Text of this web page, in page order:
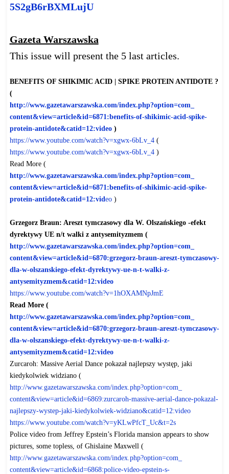
5S2gB6rBXMLujU
Gazeta Warszawska
This issue will present the 5 last articles.
BENEFITS OF SHIKIMIC ACID | SPIKE PROTEIN ANTIDOTE ?
(
http://www.gazetawarszawska.com/index.php?option=com_
content&view=article&id=6871:benefits-of-shikimic-acid-spike-
protein-antidote&catid=12:video)
https://www.youtube.com/watch?v=xgwx-6bLv_4(
https://www.youtube.com/watch?v=xgwx-6bLv_4)
Read More (
http://www.gazetawarszawska.com/index.php?option=com_
content&view=article&id=6871:benefits-of-shikimic-acid-spike-
protein-antidote&catid=12:video)
Grzegorz Braun: Areszt tymczasowy dla W. Olszańskiego -efekt
dyrektywy UE n/t walki z antysemityzmem (
http://www.gazetawarszawska.com/index.php?option=com_
content&view=article&id=6870:grzegorz-braun-areszt-tymczasowy-
dla-w-olszanskiego-efekt-dyrektywy-ue-n-t-walki-z-
antysemityzmem&catid=12:video
https://www.youtube.com/watch?v=1hOXAMNpJmE
Read More (
http://www.gazetawarszawska.com/index.php?option=com_
content&view=article&id=6870:grzegorz-braun-areszt-tymczasowy-
dla-w-olszanskiego-efekt-dyrektywy-ue-n-t-walki-z-
antysemityzmem&catid=12:video
Zurcaroh: Massive Aerial Dance pokazał najlepszy występ, jaki
kiedykolwiek widziano (
http://www.gazetawarszawska. com/index.php?option=com_
content&view=article&id=6869:zurcaroh-massive-aerial-dance-pokazal-
najlepszy-wystep-jaki-kiedykolwiek-widziano&catid=12:video
https://www.youtube.com/watch?v=yKLwPfcT_Uc&t=2s
Police video from Jeffrey Epstein’s Florida mansion appears to show
pictures, some topless, of Ghislaine Maxwell (
http://www.gazetawarszawska. com/index.php?option=com_
content&view=article&id=6868:police-video-epstein-s-